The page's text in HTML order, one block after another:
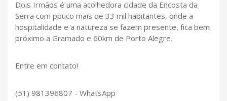
Dois Irmãos é uma acolhedora cidade da Encosta da
Serra com pouco mais de 33 mil habitantes, onde a
hospitalidade e a natureza se fazem presente, fica bem
próximo a Gramado e 60km de Porto Alegre.
Entre em contato!
(51) 981396807 - WhatsApp